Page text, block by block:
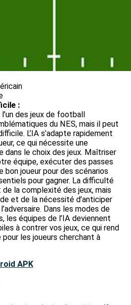
:
des jeux de football
du NES, mais il peut
L’IA s’adapte rapidement
ce qui nécessite une
dans le choix des jeux. Maîtriser
équipe, exécuter des passes
joueur pour des scénarios
pour gagner. La difficulté
la complexité des jeux, mais
et de la nécessité d’anticiper
Dans les modes de
les équipes de l’IA deviennent
à contrer vos jeux, ce qui rend
les joueurs cherchant à
APK